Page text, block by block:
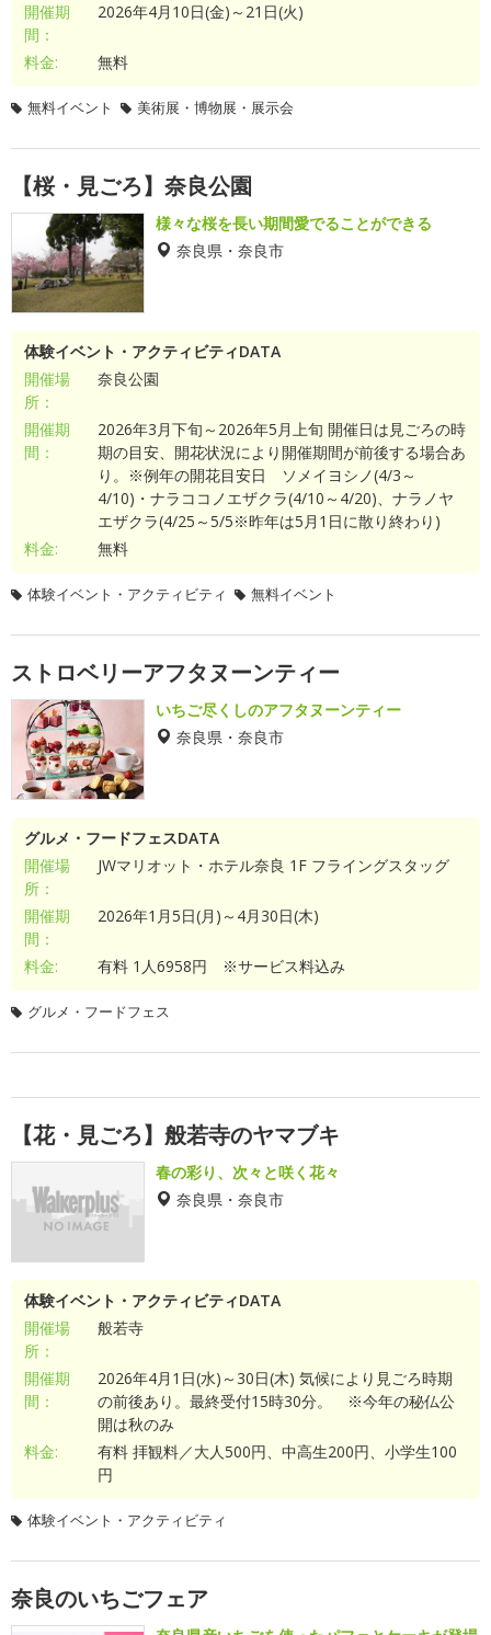
開催期
間：
2026年4月10日(金)～21日(火)
料金: 無料
無料イベント 美術展・博物展・展示会
【桜・見ごろ】奈良公園
様々な桜を長い期間愛でることができる
奈良県・奈良市
体験イベント・アクティビティDATA
開催場
所：
奈良公園
開催期
間：
2026年3月下旬～2026年5月上旬 開催日は見ごろの時
期の目安、開花状況により開催期間が前後する場合あ
り。※例年の開花目安日 ソメイヨシノ(4/3～
4/10)・ナラココノエザクラ(4/10～4/20)、ナラノヤ
エザクラ(4/25～5/5※昨年は5月1日に散り終わり)
料金:
無料
体験イベント・アクティビティ 無料イベント
ストロベリーアフタヌーンティー
いちご尽くしのアフタヌーンティー
奈良県・奈良市
グルメ・フードフェスDATA
開催場
所：
JWマリオット・ホテル奈良 1F フライングスタッグ
開催期
間：
2026年1月5日(月)～4月30日(木)
料金: 有料 1人6958円 ※サービス料込み
グルメ・フードフェス
【花・見ごろ】般若寺のヤマブキ
春の彩り、次々と咲く花々
奈良県・奈良市
体験イベント・アクティビティDATA
開催場
所：
般若寺
開催期
間：
2026年4月1日(水)～30日(木) 気候により見ごろ時期
の前後あり。最終受付15時30分。 ※今年の秘仏公
開は秋のみ
料金:
有料 拝観料／大人500円、中高生200円、小学生100
円
体験イベント・アクティビティ
奈良のいちごフェア